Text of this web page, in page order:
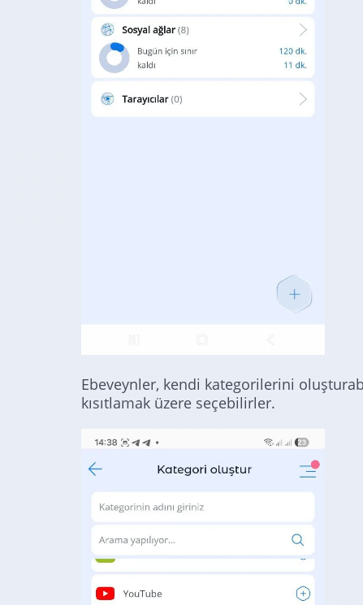
Ebeveynler, kendi kategorilerini
kısıtlamak üzere seçebilirler.